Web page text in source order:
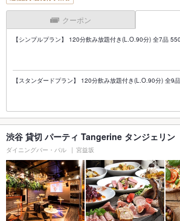
クーポン
【シンプルプラン】 120分飲み放題付き(L.O.90分) 全7品
【スタンダードプラン】 120分飲み放題付き(L.O.90分) 全9
渋谷 貸切 パーティ Tangerine タンジェリン
ダイニングバー・バル 宮益坂